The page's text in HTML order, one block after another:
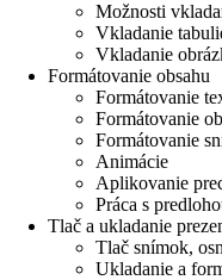
Možnosti
Vkladanie
Vkladanie
Formátovanie obsahu
Formátovanie
Formátovanie
Formátovanie
Animácie
Aplikovanie
Práca s
Tlač a ukladanie
Tlač snímok,
Ukladanie a